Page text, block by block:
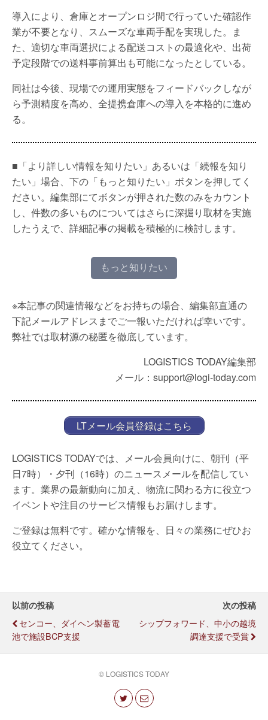
導入により、倉庫とオープンロジ間で行っていた確認作
業が不要となり、スムーズな車両手配を実現した。ま
た、適切な車両選択による配送コストの最適化や、出荷
予定段階での送料事前算出も可能になったとしている。
同社は今後、現場での運用実態をフィードバックしなが
ら予測精度を高め、全提携倉庫への導入を本格的に進め
る。
■「より詳しい情報を知りたい」あるいは「続報を知り
たい」場合、下の「もっと知りたい」ボタンを押してく
ださい。編集部にてボタンが押された数のみをカウント
し、件数の多いものについてはさらに深掘り取材を実施
したうえで、詳細記事の掲載を積極的に検討します。
もっと知りたい
※本記事の関連情報などをお持ちの場合、編集部直通の
下記メールアドレスまでご一報いただければ幸いです。
弊社では取材源の秘匿を徹底しています。
LOGISTICS TODAY編集部
メール：support@logi-today.com
LTメール会員登録はこちら
LOGISTICS TODAYでは、メール会員向けに、朝刊（平
日7時）・夕刊（16時）のニュースメールを配信してい
ます。業界の最新動向に加え、物流に関わる方に役立つ
イベントや注目のサービス情報もお届けします。
ご登録は無料です。確かな情報を、日々の業務にぜひお
役立てください。
以前の投稿
センコー、ダイヘン製蓄電
池で施設BCP支援
次の投稿
シップフォワード、中小の越境
調達支援で受賞
© LOGISTICS TODAY